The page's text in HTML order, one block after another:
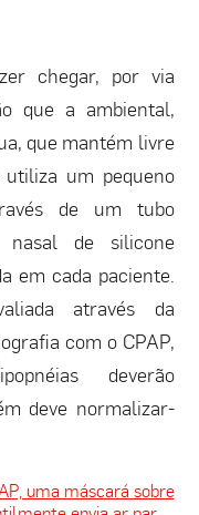
chegar, por via
que a ambiental,
que mantém livre
um pequeno
de um tubo
nasal de silicone
em cada paciente.
através da
com o CPAP,
deverão
deve normalizar-